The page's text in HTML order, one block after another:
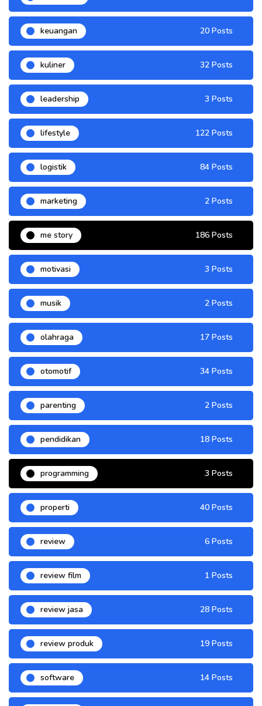
keuangan 20 Posts
kuliner 32 Posts
leadership 3 Posts
lifestyle 122 Posts
logistik 84 Posts
marketing 2 Posts
me story 186 Posts
motivasi 3 Posts
musik 2 Posts
olahraga 17 Posts
otomotif 34 Posts
parenting 2 Posts
pendidikan 18 Posts
programming 3 Posts
properti 40 Posts
review 6 Posts
review film 1 Posts
review jasa 28 Posts
review produk 19 Posts
software 14 Posts